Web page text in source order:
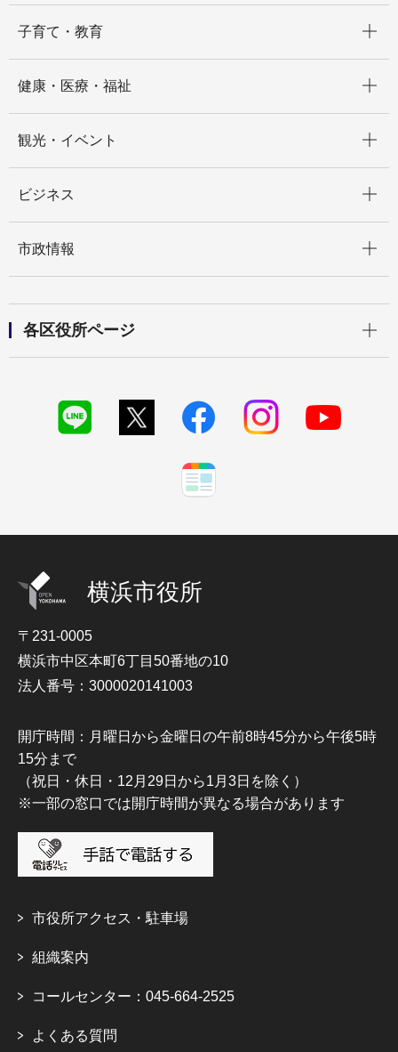
子育て・教育
健康・医療・福祉
観光・イベント
ビジネス
市政情報
各区役所ページ
横浜市役所
〒231-0005
横浜市中区本町6丁目50番地の10
法人番号：3000020141003
開庁時間：月曜日から金曜日の午前8時45分から午後5時
15分まで
（祝日・休日・12月29日から1月3日を除く）
※一部の窓口では開庁時間が異なる場合があります
市役所アクセス・駐車場
組織案内
コールセンター：045-664-2525
よくある質問